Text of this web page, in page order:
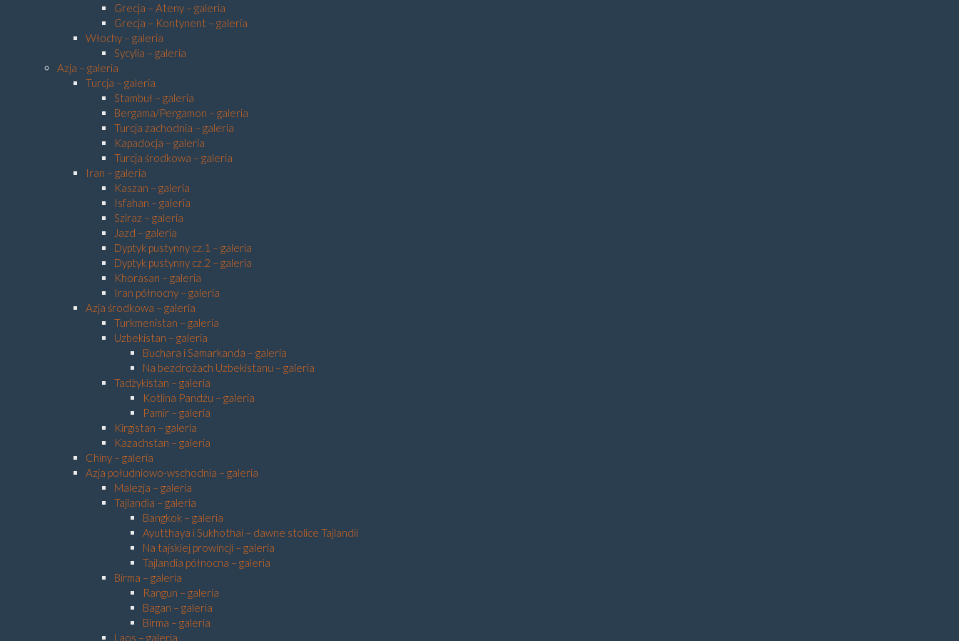
Grecja – Ateny – galeria
Grecja – Kontynent – galeria
Włochy – galeria
Sycylia – galeria
Azja – galeria
Turcja – galeria
Stambuł – galeria
Bergama/Pergamon – galeria
Turcja zachodnia – galeria
Kapadocja – galeria
Turcja środkowa – galeria
Iran – galeria
Kaszan – galeria
Isfahan – galeria
Sziraz – galeria
Jazd – galeria
Dyptyk pustynny cz.1 – galeria
Dyptyk pustynny cz.2 – galeria
Khorasan – galeria
Iran północny – galeria
Azja środkowa – galeria
Turkmenistan – galeria
Uzbekistan – galeria
Buchara i Samarkanda – galeria
Na bezdrożach Uzbekistanu – galeria
Tadżykistan – galeria
Kotlina Pandżu – galeria
Pamir – galeria
Kirgistan – galeria
Kazachstan – galeria
Chiny – galeria
Azja południowo-wschodnia – galeria
Malezja – galeria
Tajlandia – galeria
Bangkok – galeria
Ayutthaya i Sukhothai – dawne stolice Tajlandii
Na tajskiej prowincji – galeria
Tajlandia północna – galeria
Birma – galeria
Rangun – galeria
Bagan – galeria
Birma – galeria
Laos – galeria